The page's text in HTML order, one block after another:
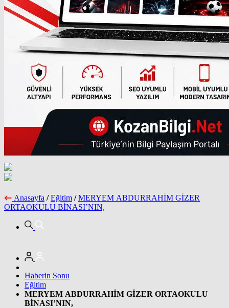
Anasayfa / Eğitim / MERYEM ABDURRAHİM GİZER
ORTAOKULU BİNASI’NIN,
Haberin Sonu
Eğitim
MERYEM ABDURRAHİM GİZER ORTAOKULU
BİNASI’NIN,